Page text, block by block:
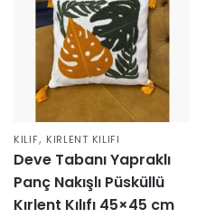
KILIF, KIRLENT KILIFI
Deve Tabanı Yapraklı
Panç Nakışlı Püsküllü
Kırlent Kılıfı 45×45 cm